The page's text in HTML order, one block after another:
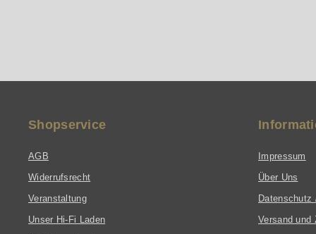
Shopservice
AGB
Widerrufsrecht
Veranstaltung
Unser Hi-Fi Laden
Impressum
Über Uns
Datenschutz
Versand und